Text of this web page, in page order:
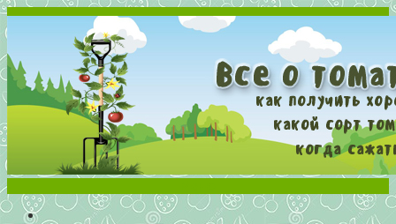
Все о томатах. Выращивание томатов. Сорта и рассада.
Выращивание и уход за томатами